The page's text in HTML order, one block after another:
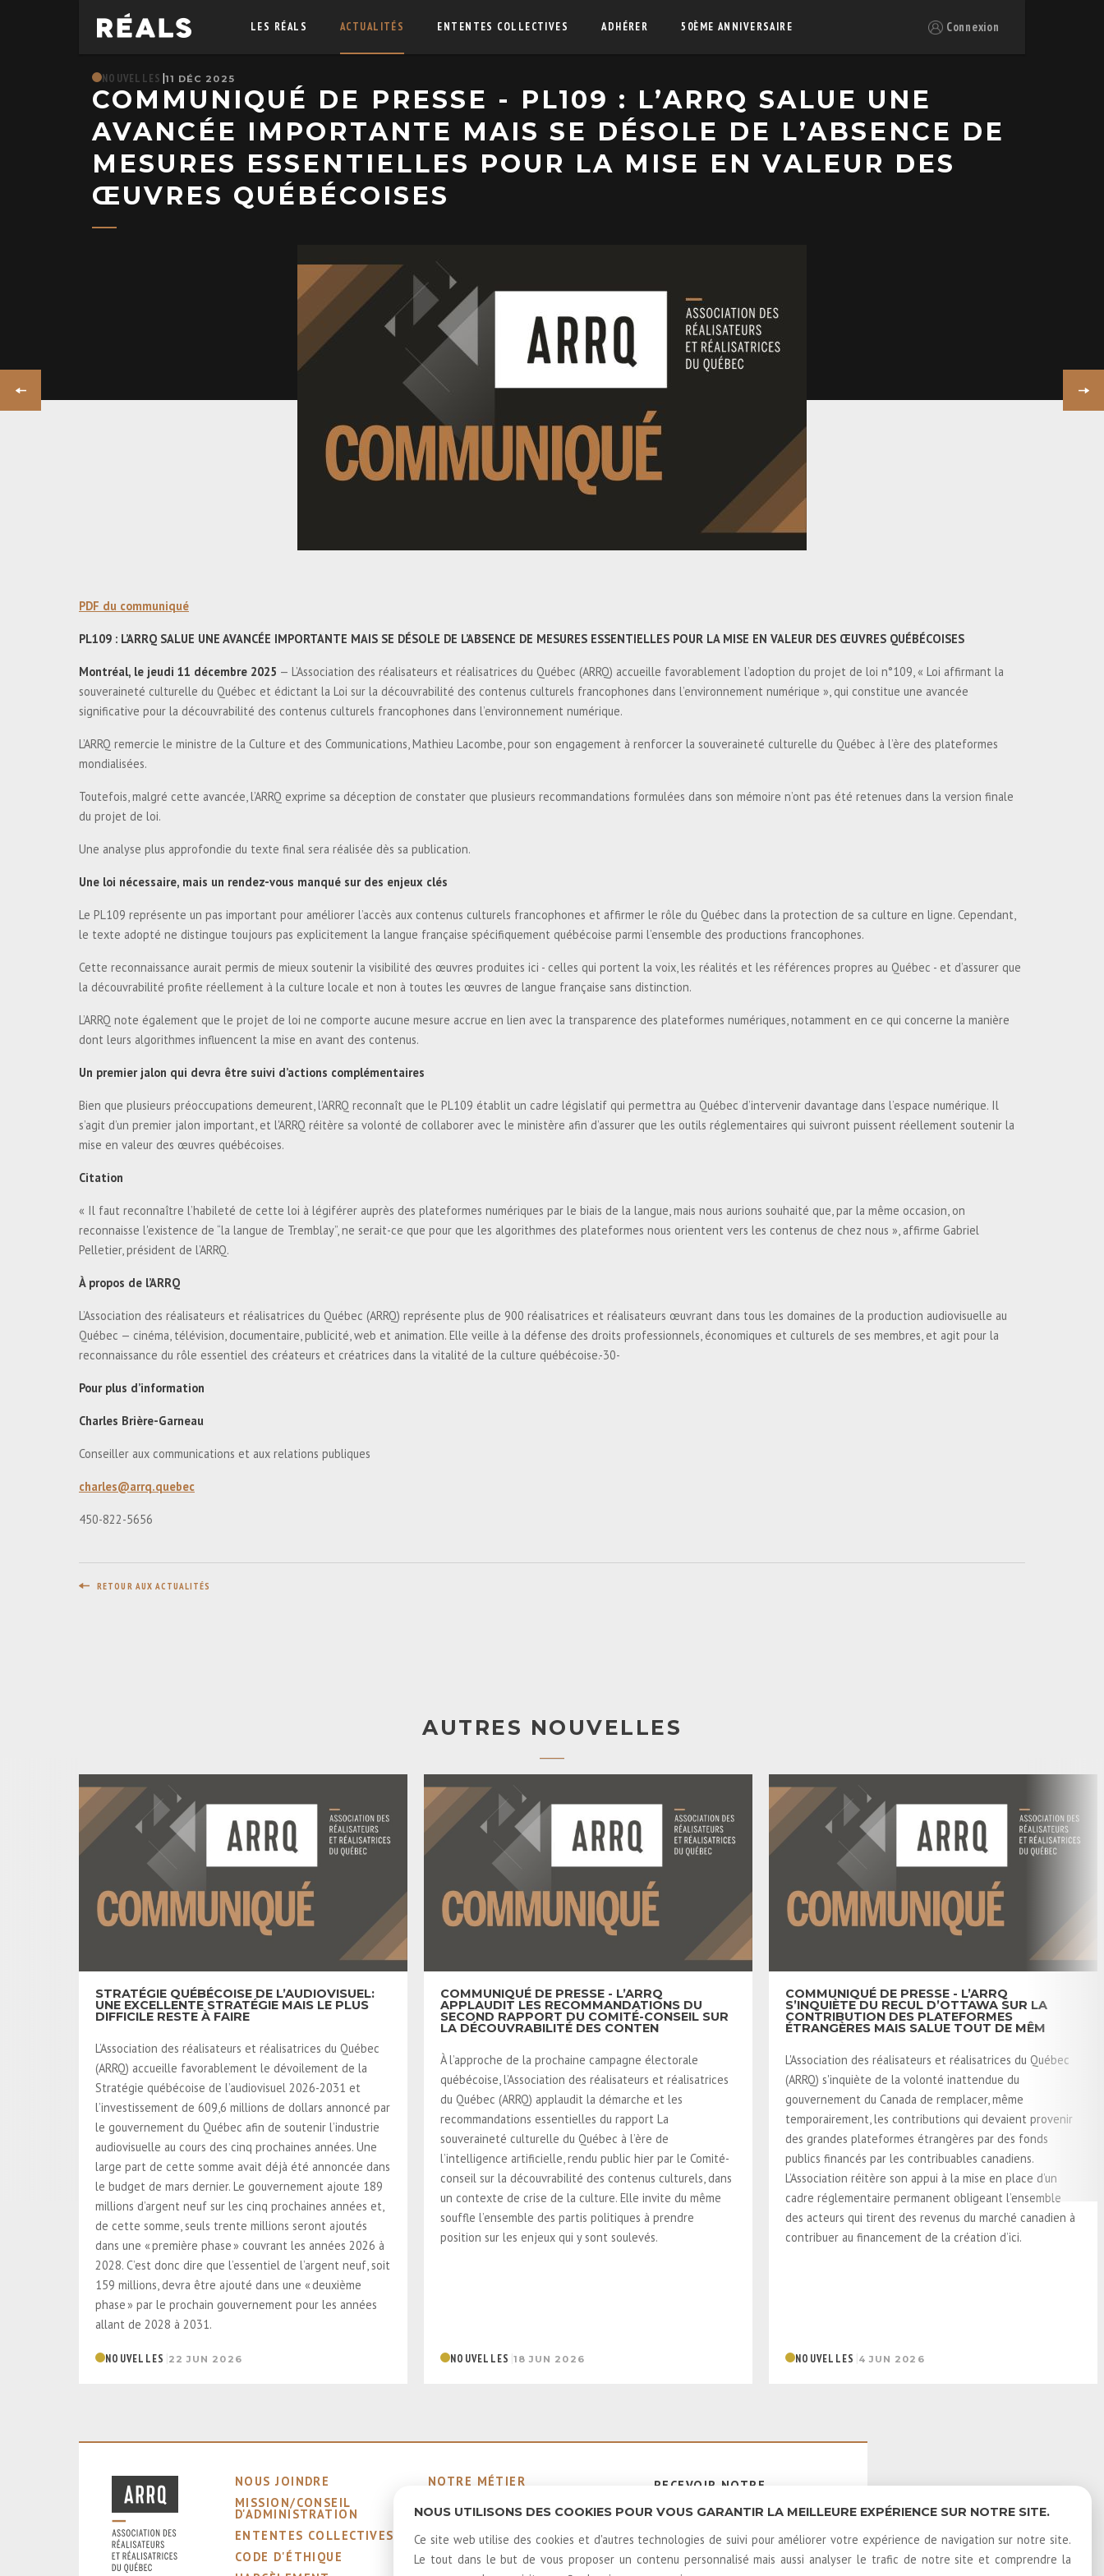
LES RÉALS ACTUALITÉS ENTENTES COLLECTIVES ADHÉRER 50ÈME ANNIVERSAIRE Connexion
COMMUNIQUÉ DE PRESSE -
MÉMOIRE PRÉBUDGÉTAIRE
NOUVELLES |11 DÉC 2025
COMMUNIQUÉ DE PRESSE - PL109 : L’ARRQ SALUE UNE
AVANCÉE IMPORTANTE MAIS SE DÉSOLE DE L’ABSENCE DE
MESURES ESSENTIELLES POUR LA MISE EN VALEUR DES
ŒUVRES QUÉBÉCOISES
PDF du communiqué
PL109 : L’ARRQ SALUE UNE AVANCÉE IMPORTANTE MAIS SE DÉSOLE DE L’ABSENCE DE MESURES ESSENTIELLES POUR LA MISE EN VALEUR DES ŒUVRES QUÉBÉCOISES
Montréal, le jeudi 11 décembre 2025 — L’Association des réalisateurs et réalisatrices du Québec (ARRQ) accueille favorablement l’adoption du projet de loi n°109, « Loi affirmant la
souveraineté culturelle du Québec et édictant la Loi sur la découvrabilité des contenus culturels francophones dans l’environnement numérique », qui constitue une avancée
significative pour la découvrabilité des contenus culturels francophones dans l’environnement numérique.
L’ARRQ remercie le ministre de la Culture et des Communications, Mathieu Lacombe, pour son engagement à renforcer la souveraineté culturelle du Québec à l’ère des plateformes
mondialisées.
Toutefois, malgré cette avancée, l’ARRQ exprime sa déception de constater que plusieurs recommandations formulées dans son mémoire n’ont pas été retenues dans la version finale
du projet de loi.
Une analyse plus approfondie du texte final sera réalisée dès sa publication.
Une loi nécessaire, mais un rendez-vous manqué sur des enjeux clés
Le PL109 représente un pas important pour améliorer l’accès aux contenus culturels francophones et affirmer le rôle du Québec dans la protection de sa culture en ligne. Cependant,
le texte adopté ne distingue toujours pas explicitement la langue française spécifiquement québécoise parmi l’ensemble des productions francophones.
Cette reconnaissance aurait permis de mieux soutenir la visibilité des œuvres produites ici - celles qui portent la voix, les réalités et les références propres au Québec - et d’assurer que
la découvrabilité profite réellement à la culture locale et non à toutes les œuvres de langue française sans distinction.
L’ARRQ note également que le projet de loi ne comporte aucune mesure accrue en lien avec la transparence des plateformes numériques, notamment en ce qui concerne la manière
dont leurs algorithmes influencent la mise en avant des contenus.
Un premier jalon qui devra être suivi d’actions complémentaires
Bien que plusieurs préoccupations demeurent, l’ARRQ reconnaît que le PL109 établit un cadre législatif qui permettra au Québec d’intervenir davantage dans l’espace numérique. Il
s’agit d’un premier jalon important, et l'ARRQ réitère sa volonté de collaborer avec le ministère afin d’assurer que les outils réglementaires qui suivront puissent réellement soutenir la
mise en valeur des œuvres québécoises.
Citation
« Il faut reconnaître l’habileté de cette loi à légiférer auprès des plateformes numériques par le biais de la langue, mais nous aurions souhaité que, par la même occasion, on
reconnaisse l'existence de “la langue de Tremblay”, ne serait-ce que pour que les algorithmes des plateformes nous orientent vers les contenus de chez nous », affirme Gabriel
Pelletier, président de l’ARRQ.
À propos de l’ARRQ
L’Association des réalisateurs et réalisatrices du Québec (ARRQ) représente plus de 900 réalisatrices et réalisateurs œuvrant dans tous les domaines de la production audiovisuelle au
Québec — cinéma, télévision, documentaire, publicité, web et animation. Elle veille à la défense des droits professionnels, économiques et culturels de ses membres, et agit pour la
reconnaissance du rôle essentiel des créateurs et créatrices dans la vitalité de la culture québécoise.-30-
Pour plus d’information
Charles Brière-Garneau
Conseiller aux communications et aux relations publiques
charles@arrq.quebec
450-822-5656
RETOUR AUX ACTUALITÉS
AUTRES NOUVELLES
STRATÉGIE QUÉBÉCOISE DE L’AUDIOVISUEL:
UNE EXCELLENTE STRATÉGIE MAIS LE PLUS
DIFFICILE RESTE À FAIRE
L’Association des réalisateurs et réalisatrices du Québec
(ARRQ) accueille favorablement le dévoilement de la
Stratégie québécoise de l’audiovisuel 2026-2031 et
l’investissement de 609,6 millions de dollars annoncé par
le gouvernement du Québec afin de soutenir l’industrie
audiovisuelle au cours des cinq prochaines années. Une
large part de cette somme avait déjà été annoncée dans
le budget de mars dernier. Le gouvernement ajoute 189
millions d’argent neuf sur les cinq prochaines années et,
de cette somme, seuls trente millions seront ajoutés
dans une « première phase » couvrant les années 2026 à
2028. C’est donc dire que l’essentiel de l’argent neuf, soit
159 millions, devra être ajouté dans une « deuxième
phase » par le prochain gouvernement pour les années
allant de 2028 à 2031.
NOUVELLES 22 JUN 2026
COMMUNIQUÉ DE PRESSE - L’ARRQ
APPLAUDIT LES RECOMMANDATIONS DU
SECOND RAPPORT DU COMITÉ-CONSEIL SUR
LA DÉCOUVRABILITÉ DES CONTEN
À l’approche de la prochaine campagne électorale
québécoise, l’Association des réalisateurs et réalisatrices
du Québec (ARRQ) applaudit la démarche et les
recommandations essentielles du rapport La
souveraineté culturelle du Québec à l’ère de
l’intelligence artificielle, rendu public hier par le Comité-
conseil sur la découvrabilité des contenus culturels, dans
un contexte de crise de la culture. Elle invite du même
souffle l’ensemble des partis politiques à prendre
position sur les enjeux qui y sont soulevés.
NOUVELLES 18 JUN 2026
COMMUNIQUÉ DE PRESSE - L’ARRQ
S’INQUIÈTE DU RECUL D’OTTAWA SUR LA
CONTRIBUTION DES PLATEFORMES
ÉTRANGÈRES MAIS SALUE TOUT DE MÊM
L'Association des réalisateurs et réalisatrices du Québec
(ARRQ) s'inquiète de la volonté inattendue du
gouvernement du Canada de remplacer, même
temporairement, les contributions qui devaient provenir
des grandes plateformes étrangères par des fonds
publics financés par les contribuables canadiens.
L’Association réitère son appui à la mise en place d’un
cadre réglementaire permanent obligeant l’ensemble
des acteurs qui tirent des revenus du marché canadien à
contribuer au financement de la création d’ici.
NOUVELLES 4 JUN 2026
NOUS JOINDRE
MISSION/CONSEIL
D'ADMINISTRATION
ENTENTES COLLECTIVES
CODE D'ÉTHIQUE
NOTRE MÉTIER
HONORAIRES
40 ANS D'HISTOIRE
LOUER NOS SALLES
RECEVOIR NOTRE
INFOLETTRE
NOUS UTILISONS DES COOKIES POUR VOUS GARANTIR LA MEILLEURE EXPÉRIENCE SUR NOTRE SITE.
Ce site web utilise des cookies et d'autres technologies de suivi pour améliorer votre expérience de navigation sur notre site.
Le tout dans le but de vous proposer un contenu personnalisé mais aussi analyser le trafic de notre site et comprendre la